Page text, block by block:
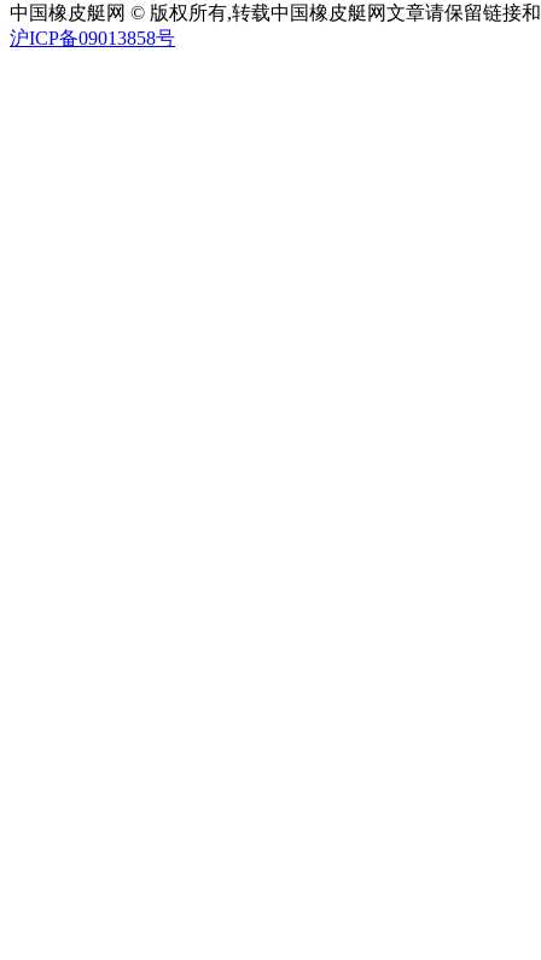
中国橡皮艇网 © 版权所有,转载中国橡皮艇网文章请保留链接
沪ICP备09013858号